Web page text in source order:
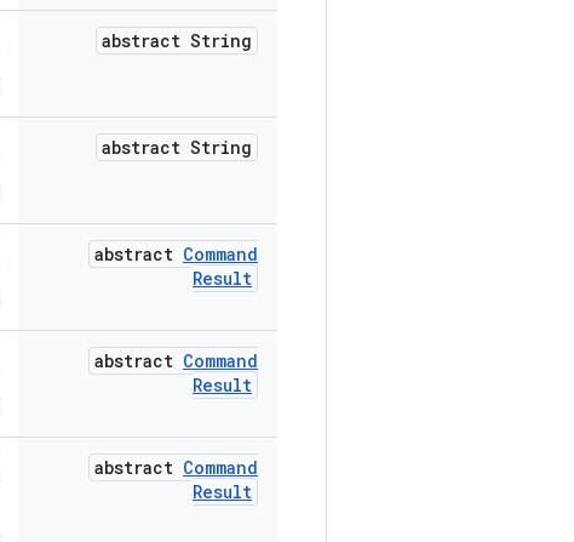
abstract String
abstract String
abstract Command
Result
abstract Command
Result
abstract Command
Result